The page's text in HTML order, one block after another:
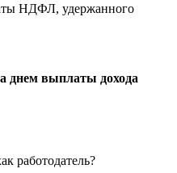
НДФЛ, удержанного
днем выплаты дохода
работодатель?